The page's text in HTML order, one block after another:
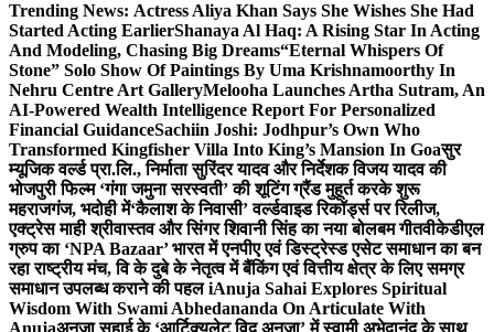
Trending News: Actress Aliya Khan Says She Wishes She Had
Started Acting EarlierShanaya Al Haq: A Rising Star In Acting
And Modeling, Chasing Big Dreams“Eternal Whispers Of
Stone” Solo Show Of Paintings By Uma Krishnamoorthy In
Nehru Centre Art GalleryMelooha Launches Artha Sutram, An
AI-Powered Wealth Intelligence Report For Personalized
Financial GuidanceSachiin Joshi: Jodhpur’s Own Who
Transformed Kingfisher Villa Into King’s Mansion In Goaसुर
म्यूजिक वर्ल्ड प्रा.लि., निर्माता सुरिंदर यादव और निर्देशक विजय यादव की
भोजपुरी फिल्म ‘गंगा जमुना सरस्वती’ की शूटिंग ग्रैंड मुहूर्त करके शुरू
महराजगंज, भदोही में‘कैलाश के निवासी’ वर्ल्डवाइड रिकॉर्ड्स पर रिलीज,
एक्ट्रेस माही श्रीवास्तव और सिंगर शिवानी सिंह का नया बोलबम गीतवीकेडीएल
ग्रुप का ‘NPA Bazaar’ भारत में एनपीए एवं डिस्ट्रेस्ड एसेट समाधान का बन
रहा राष्ट्रीय मंच, वि के दुबे के नेतृत्व में बैंकिंग एवं वित्तीय क्षेत्र के लिए समग्र
समाधान उपलब्ध कराने की पहल iAnuja Sahai Explores Spiritual
Wisdom With Swami Abhedananda On Articulate With